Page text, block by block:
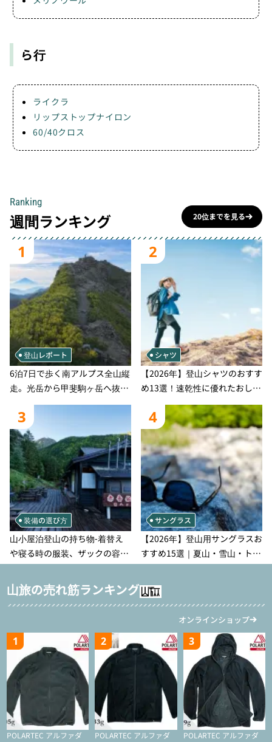
ら行
ライクラ
リップストップナイロン
60/40クロス
Ranking
週間ランキング 20位までを見る
1
登山レポート
6泊7日で歩く南アルプス全山縦
走。光岳から甲斐駒ヶ岳へ抜け
る登山の記録
2
シャツ
【2026年】登山シャツのおすす
め13選！速乾性に優れたおしゃ
れなモデルを徹底紹介！
3
装備の選び方
山小屋泊登山の持ち物‐着替え
や寝る時の服装、ザックの容量
などを徹底紹介！1泊2日、2泊3
日用のリスト付き
4
サングラス
【2026年】登山用サングラスお
すすめ15選｜夏山・雪山・トレ
ラン別、シーンで選ぶ失敗しな
い一本
山旅の売れ筋ランキング
オンラインショップ
1
POLARTEC アルファダ
2
POLARTEC アルファダ
3
POLARTEC アルファダ